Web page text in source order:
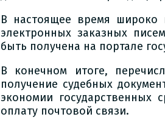
В настоящее время широко
электронных заказных
быть получена на портале
В конечном итоге,
получение судебных
экономии государственных
оплату почтовой связи.